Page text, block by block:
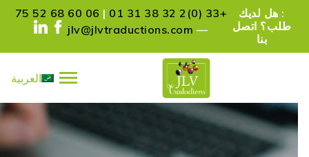
: هل لديك
طلب؟ اتصل
بنا
+33 (0)2 32 38 31 01
|
06 60 68 52 75
—
jlv@jlvtraductions.com
العربية
PRÉSENTATION
SERVICES
المراجع